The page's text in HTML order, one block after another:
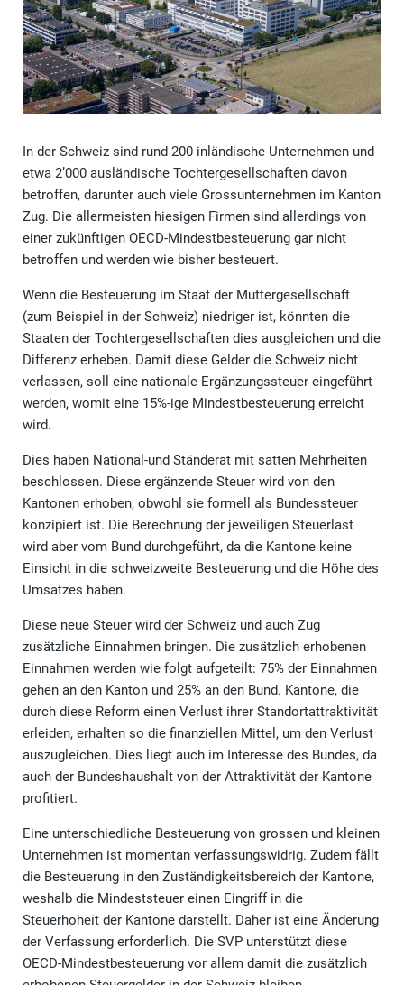
In der Schweiz sind rund 200 inländische Unternehmen und
etwa 2’000 ausländische Tochtergesellschaften davon
betroffen, darunter auch viele Grossunternehmen im Kanton
Zug. Die allermeisten hiesigen Firmen sind allerdings von
einer zukünftigen OECD-Mindestbesteuerung gar nicht
betroffen und werden wie bisher besteuert.
Wenn die Besteuerung im Staat der Muttergesellschaft
(zum Beispiel in der Schweiz) niedriger ist, könnten die
Staaten der Tochtergesellschaften dies ausgleichen und die
Differenz erheben. Damit diese Gelder die Schweiz nicht
verlassen, soll eine nationale Ergänzungssteuer eingeführt
werden, womit eine 15%-ige Mindestbesteuerung erreicht
wird.
Dies haben National-und Ständerat mit satten Mehrheiten
beschlossen. Diese ergänzende Steuer wird von den
Kantonen erhoben, obwohl sie formell als Bundessteuer
konzipiert ist. Die Berechnung der jeweiligen Steuerlast
wird aber vom Bund durchgeführt, da die Kantone keine
Einsicht in die schweizweite Besteuerung und die Höhe des
Umsatzes haben.
Diese neue Steuer wird der Schweiz und auch Zug
zusätzliche Einnahmen bringen. Die zusätzlich erhobenen
Einnahmen werden wie folgt aufgeteilt: 75% der Einnahmen
gehen an den Kanton und 25% an den Bund. Kantone, die
durch diese Reform einen Verlust ihrer Standortattraktivität
erleiden, erhalten so die finanziellen Mittel, um den Verlust
auszugleichen. Dies liegt auch im Interesse des Bundes, da
auch der Bundeshaushalt von der Attraktivität der Kantone
profitiert.
Eine unterschiedliche Besteuerung von grossen und kleinen
Unternehmen ist momentan verfassungswidrig. Zudem fällt
die Besteuerung in den Zuständigkeitsbereich der Kantone,
weshalb die Mindeststeuer einen Eingriff in die
Steuerhoheit der Kantone darstellt. Daher ist eine Änderung
der Verfassung erforderlich. Die SVP unterstützt diese
OECD-Mindestbesteuerung vor allem damit die zusätzlich